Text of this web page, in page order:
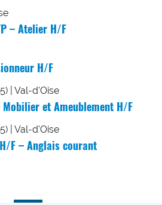
– Atelier H/F
H/F
| Val-d'Oise
et Ameublement H/F
| Val-d'Oise
F – Anglais courant